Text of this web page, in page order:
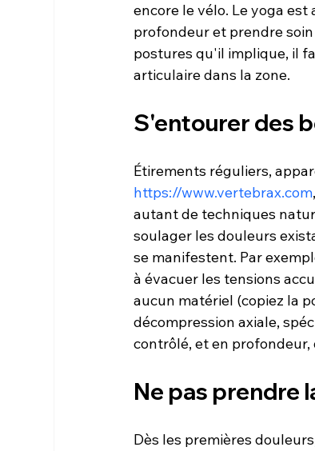
encore le vélo. Le yoga
profondeur et prendre
postures qu'il implique, il
S'entourer des
Étirements réguliers,
https://www.vertebrax.com
autant de techniques
soulager les douleurs
se manifestent. Par
à évacuer les tensions
aucun matériel (copiez la
décompression axiale,
Ne pas prendre
Dès les premières